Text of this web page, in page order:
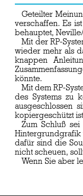
Geteilter
verschaffen. Es
behauptet,
Mit der RP-
wieder mehr als
knappen
könnte.
Mit dem RP-
des Systems zu
ausgeschlossen
kopiergeschützt
Zum Schluß
Hintergrundgrafik
dafür sind die
nicht scheuen,
Wenn Sie aber